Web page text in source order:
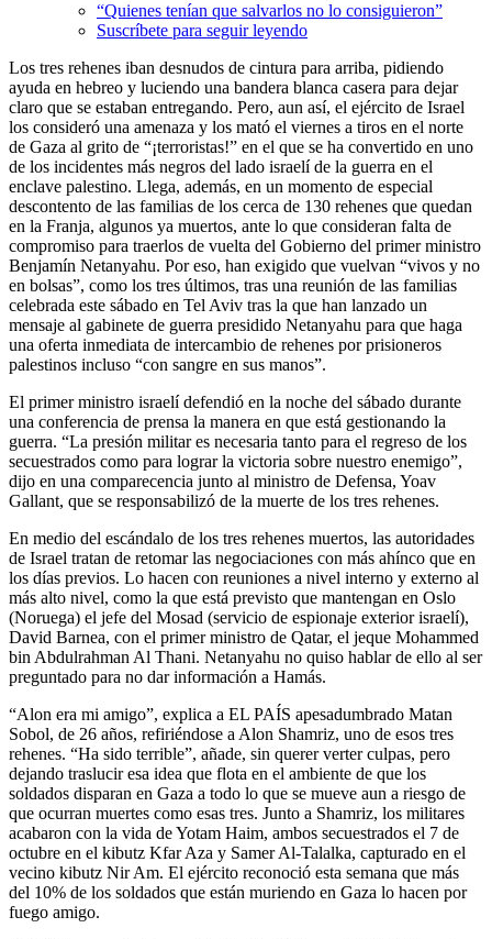
“Quienes tenían que salvarlos no lo consiguieron”
Suscríbete para seguir leyendo
Los tres rehenes iban desnudos de cintura para arriba, pidiendo
ayuda en hebreo y luciendo una bandera blanca casera para dejar
claro que se estaban entregando. Pero, aun así, el ejército de Israel
los consideró una amenaza y los mató el viernes a tiros en el norte
de Gaza al grito de “¡terroristas!” en el que se ha convertido en uno
de los incidentes más negros del lado israelí de la guerra en el
enclave palestino. Llega, además, en un momento de especial
descontento de las familias de los cerca de 130 rehenes que quedan
en la Franja, algunos ya muertos, ante lo que consideran falta de
compromiso para traerlos de vuelta del Gobierno del primer ministro
Benjamín Netanyahu. Por eso, han exigido que vuelvan “vivos y no
en bolsas”, como los tres últimos, tras una reunión de las familias
celebrada este sábado en Tel Aviv tras la que han lanzado un
mensaje al gabinete de guerra presidido Netanyahu para que haga
una oferta inmediata de intercambio de rehenes por prisioneros
palestinos incluso “con sangre en sus manos”.
El primer ministro israelí defendió en la noche del sábado durante
una conferencia de prensa la manera en que está gestionando la
guerra. “La presión militar es necesaria tanto para el regreso de los
secuestrados como para lograr la victoria sobre nuestro enemigo”,
dijo en una comparecencia junto al ministro de Defensa, Yoav
Gallant, que se responsabilizó de la muerte de los tres rehenes.
En medio del escándalo de los tres rehenes muertos, las autoridades
de Israel tratan de retomar las negociaciones con más ahínco que en
los días previos. Lo hacen con reuniones a nivel interno y externo al
más alto nivel, como la que está previsto que mantengan en Oslo
(Noruega) el jefe del Mosad (servicio de espionaje exterior israelí),
David Barnea, con el primer ministro de Qatar, el jeque Mohammed
bin Abdulrahman Al Thani. Netanyahu no quiso hablar de ello al ser
preguntado para no dar información a Hamás.
“Alon era mi amigo”, explica a EL PAÍS apesadumbrado Matan
Sobol, de 26 años, refiriéndose a Alon Shamriz, uno de esos tres
rehenes. “Ha sido terrible”, añade, sin querer verter culpas, pero
dejando traslucir esa idea que flota en el ambiente de que los
soldados disparan en Gaza a todo lo que se mueve aun a riesgo de
que ocurran muertes como esas tres. Junto a Shamriz, los militares
acabaron con la vida de Yotam Haim, ambos secuestrados el 7 de
octubre en el kibutz Kfar Aza y Samer Al-Talalka, capturado en el
vecino kibutz Nir Am. El ejército reconoció esta semana que más
del 10% de los soldados que están muriendo en Gaza lo hacen por
fuego amigo.